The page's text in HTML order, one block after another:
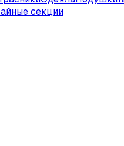
секции